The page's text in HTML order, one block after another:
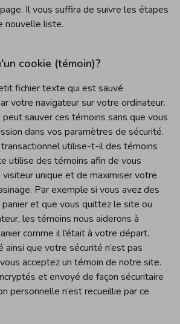
Il vous suffira de suivre les étapes
nouvelle liste.
cookie (témoin)?
fichier texte qui est sauvé
votre navigateur sur votre ordinateur.
sauver ces témoins sans que vous
dans vos paramètres de sécurité.
utilise-t-il des témoins
utilise des témoins afin de vous
unique et de maximiser votre
Par exemple si vous avez des
et que vous quittez le site ou
les témoins nous aiderons à
comme il l’était à votre départ.
que votre sécurité n’est pas
acceptez un témoin de notre site.
et envoyé de façon sécuritaire
personnelle n’est recueillie par ce